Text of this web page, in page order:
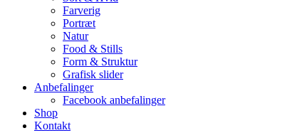
Farverig
Portræt
Natur
Food & Stills
Form & Struktur
Grafisk slider
Anbefalinger
Facebook anbefalinger
Shop
Kontakt